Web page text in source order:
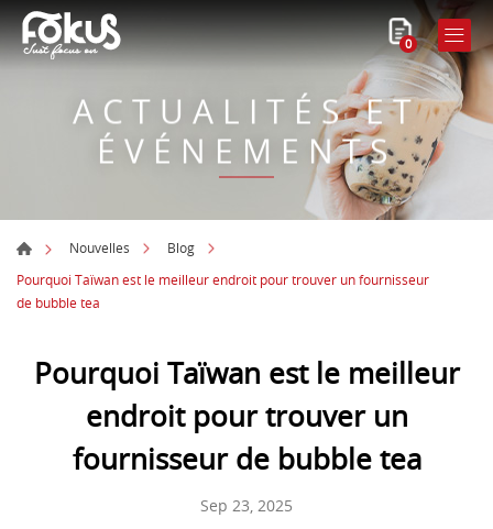
0
ACTUALITÉS ET
ÉVÉNEMENTS
Nouvelles
Blog
Pourquoi Taïwan est le meilleur endroit pour trouver un fournisseur
de bubble tea
Pourquoi Taïwan est le meilleur
endroit pour trouver un
fournisseur de bubble tea
Sep 23, 2025